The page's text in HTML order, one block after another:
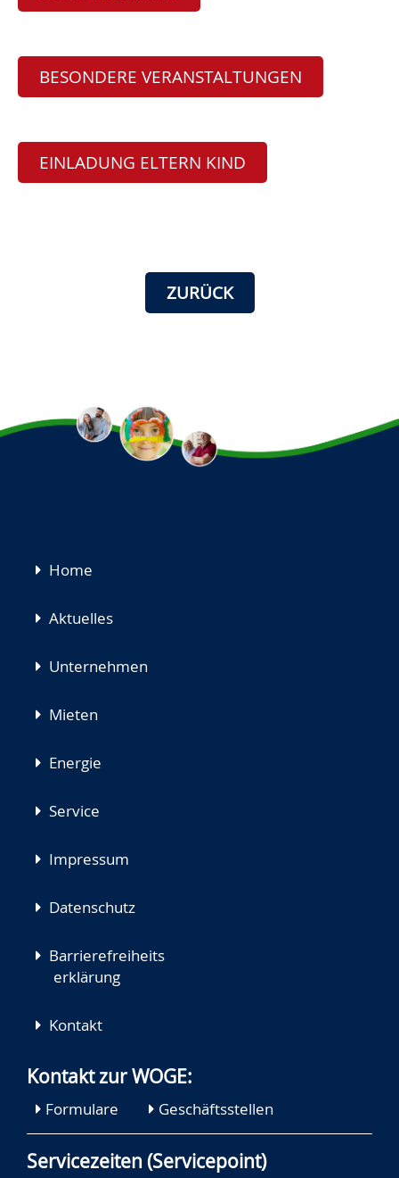
BESONDERE VERANSTALTUNGEN
EINLADUNG ELTERN KIND
ZURÜCK
Navigation
Home
Aktuelles
Unternehmen
Mieten
Energie
Service
Impressum
Datenschutz
Barrierefreiheits
erklärung
Kontakt
Kontakt zur WOGE:
Formulare Geschäftsstellen
Servicezeiten (Servicepoint)